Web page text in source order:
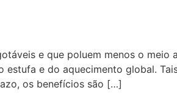
e que poluem menos o
e do aquecimento global.
os benefícios são […]